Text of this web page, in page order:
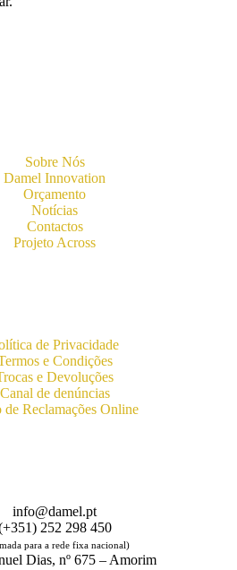
Sobre Nós
Damel Innovation
Orçamento
Notícias
Contactos
Projeto Across
de Privacidade
e Condições
e Devoluções
Canal de denúncias
Reclamações Online
info@damel.pt
252 298 450
para a rede fixa nacional)
Dias, nº 675 – Amorim